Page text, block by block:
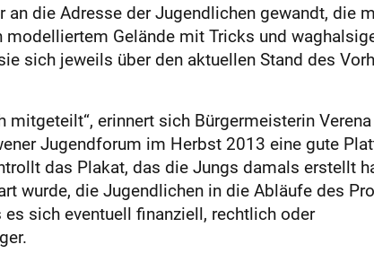
die Adresse der Jugendlichen gewandt, die
Gelände mit Tricks und
sich jeweils über den aktuellen Stand des
erinnert sich Bürgermeisterin
Jugendforum im Herbst 2013 eine gute
das Plakat, das die Jungs damals erstellt
wurde, die Jugendlichen in die Abläufe des
sich eventuell finanziell, rechtlich oder